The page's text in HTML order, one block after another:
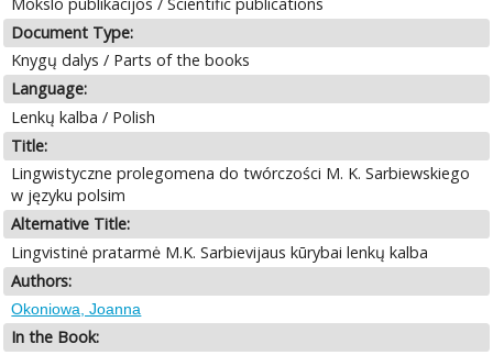
Document Type:
Knygų dalys / Parts of the books
Language:
Lenkų kalba / Polish
Title:
Lingwistyczne prolegomena do twórczości M. K. Sarbiewskiego
w języku polsim
Alternative Title:
Lingvistinė pratarmė M.K. Sarbievijaus kūrybai lenkų kalba
Authors:
Okoniowa, Joanna
In the Book: